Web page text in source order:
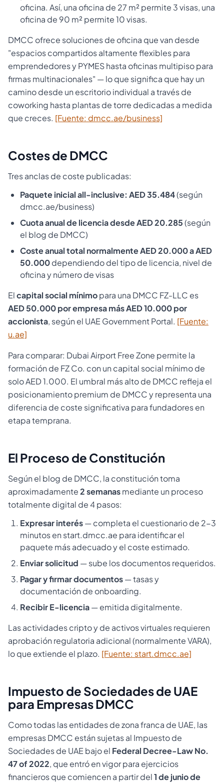
oficina. Así, una oficina de 27 m² permite 3 visas, una
oficina de 90 m² permite 10 visas.
DMCC ofrece soluciones de oficina que van desde
"espacios compartidos altamente flexibles para
emprendedores y PYMES hasta oficinas multipiso para
firmas multinacionales" — lo que significa que hay un
camino desde un escritorio individual a través de
coworking hasta plantas de torre dedicadas a medida
que creces. [Fuente: dmcc.ae/business]
Costes de DMCC
Tres anclas de coste publicadas:
Paquete inicial all-inclusive: AED 35.484(según
dmcc.ae/business)
Cuota anual de licencia desde AED 20.285(según
el blog de DMCC)
Coste anual total normalmente AED 20.000 a AED
50.000dependiendo del tipo de licencia, nivel de
oficina y número de visas
Elcapital social mínimopara una DMCC FZ-LLC es
AED 50.000 por empresa más AED 10.000 por
accionista, según el UAE Government Portal. [Fuente:
u.ae]
Para comparar: Dubai Airport Free Zone permite la
formación de FZ Co. con un capital social mínimo de
solo AED 1.000. El umbral más alto de DMCC refleja el
posicionamiento premium de DMCC y representa una
diferencia de coste significativa para fundadores en
etapa temprana.
El Proceso de Constitución
Según el blog de DMCC, la constitución toma
aproximadamente2 semanasmediante un proceso
totalmente digital de 4 pasos:
Expresar interés— completa el cuestionario de 2-3
minutos en start.dmcc.ae para identificar el
paquete más adecuado y el coste estimado.
Enviar solicitud — sube los documentos requeridos.
Pagar y firmar documentos— tasas y
documentación de onboarding.
Recibir E-licencia— emitida digitalmente.
Las actividades cripto y de activos virtuales requieren
aprobación regulatoria adicional (normalmente VARA),
lo que extiende el plazo. [Fuente: start.dmcc.ae]
Impuesto de Sociedades de UAE
para Empresas DMCC
Como todas las entidades de zona franca de UAE, las
empresas DMCC están sujetas al Impuesto de
Sociedades de UAE bajo el Federal Decree-Law No.
47 of 2022, que entró en vigor para ejercicios
financieros que comiencen a partir del1 de junio de